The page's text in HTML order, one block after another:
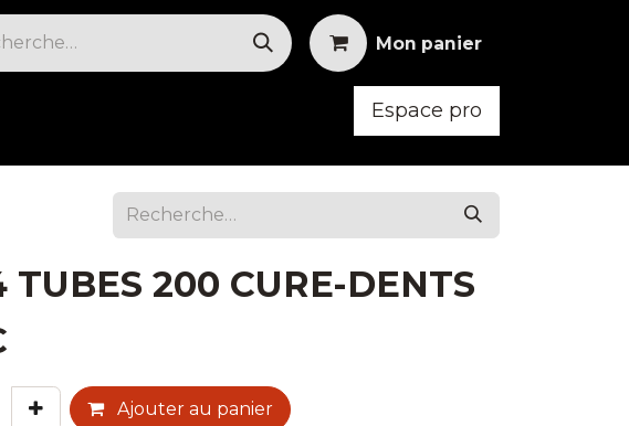
Mon panier
Vêtements
Espace pro
TUBES 200 CURE-DENTS
Ajouter au panier